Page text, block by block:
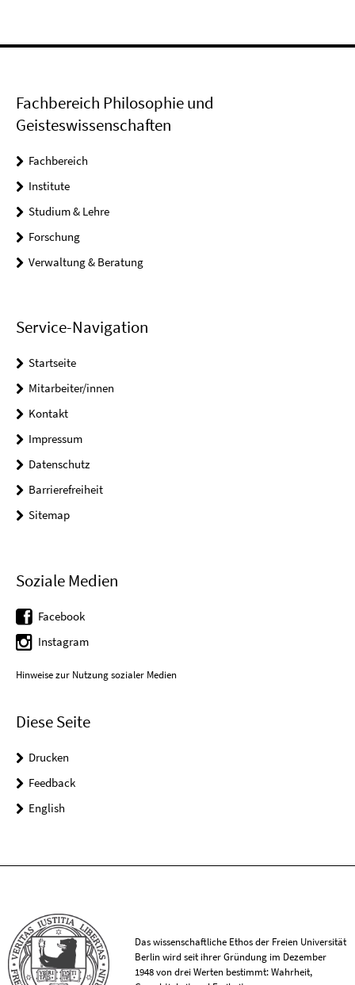
Fachbereich Philosophie und
Geisteswissenschaften
Fachbereich
Institute
Studium & Lehre
Forschung
Verwaltung & Beratung
Service-Navigation
Startseite
Mitarbeiter/innen
Kontakt
Impressum
Datenschutz
Barrierefreiheit
Sitemap
Soziale Medien
Facebook
Instagram
Hinweise zur Nutzung sozialer Medien
Diese Seite
Drucken
Feedback
English
Das wissenschaftliche Ethos der Freien Universität
Berlin wird seit ihrer Gründung im Dezember
1948 von drei Werten bestimmt: Wahrheit,